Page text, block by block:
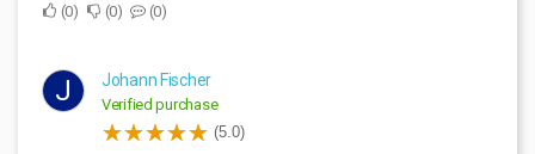
0 0 0
J Johann Fischer
Verified purchase
(5.0)